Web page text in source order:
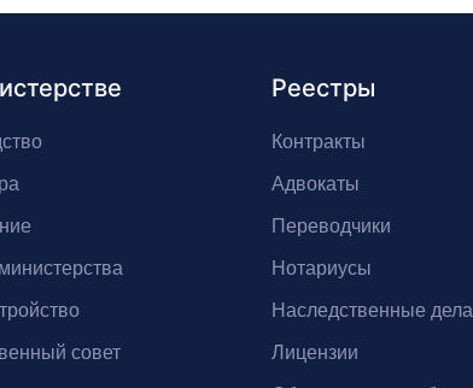
совет
Реестры
Контракты
Адвокаты
Переводчики
Нотариусы
Наследственные дела
Лицензии